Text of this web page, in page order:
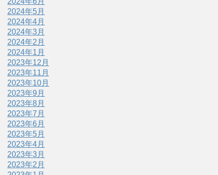
2024年5月
2024年4月
2024年3月
2024年2月
2024年1月
2023年12月
2023年11月
2023年10月
2023年9月
2023年8月
2023年7月
2023年6月
2023年5月
2023年4月
2023年3月
2023年2月